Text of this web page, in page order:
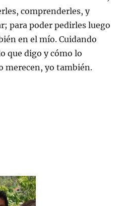
comprenderles, y
para poder pedirles luego
en el mío. Cuidando
que digo y cómo lo
merecen, yo también.